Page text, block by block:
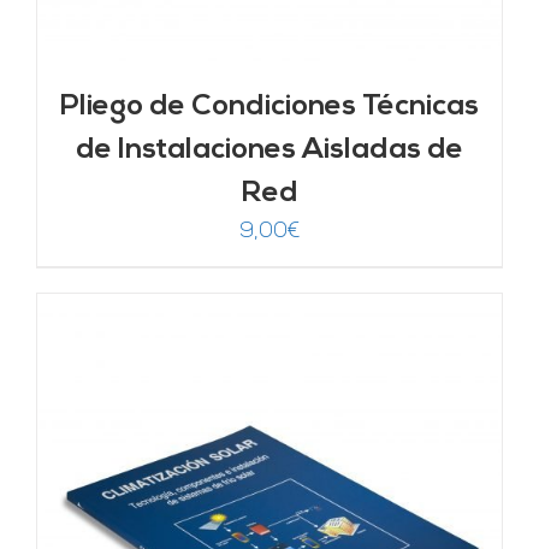
Pliego de Condiciones Técnicas
de Instalaciones Aisladas de
Red
9,00€